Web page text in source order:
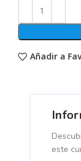
Añadir a
este